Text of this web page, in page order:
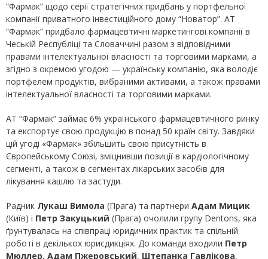
“Фармак” щодо серії стратегічних придбань у портфельної
компанії приватного інвестиційного дому “Новатор”. АТ
“Фармак” придбало фармацевтичні маркетингові компанії в
Чеській Республіці та Словаччині разом з відповідними
правами інтелектуальної власності та торговими марками, а
згідно з окремою угодою — українську компанію, яка володіє
портфелем продуктів, вибраними активами, а також правами
інтелектуальної власності та торговими марками.
АТ “Фармак” займає 6% українського фармацевтичного ринку
та експортує свою продукцію в понад 50 країн світу. Завдяки
цій угоді «Фармак» збільшить свою присутність в
Європейському Союзі, зміцнивши позиції в кардіологічному
сегменті, а також в сегментах лікарських засобів для
лікування кашлю та застуди.
Радник Лукаш Вимола (Прага) та партнери Адам Мицик
(Київ) і Петр Закуцький (Прага) очолили групу Dentons, яка
ґрунтувалась на співпраці юридичних практик та спільній
роботі в декількох юрисдикціях. До команди входили Петр
Мюллер, Адам Пжеровський, Штепанка Гавлікова,